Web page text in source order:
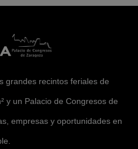
grandes recintos feriales de
y un Palacio de Congresos de
empresas y oportunidades en